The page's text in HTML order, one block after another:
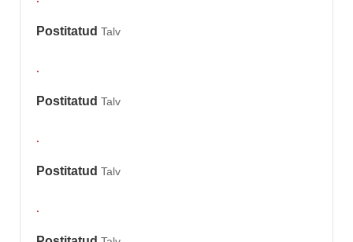
Postitatud Talv
.
Postitatud Talv
.
Postitatud Talv
.